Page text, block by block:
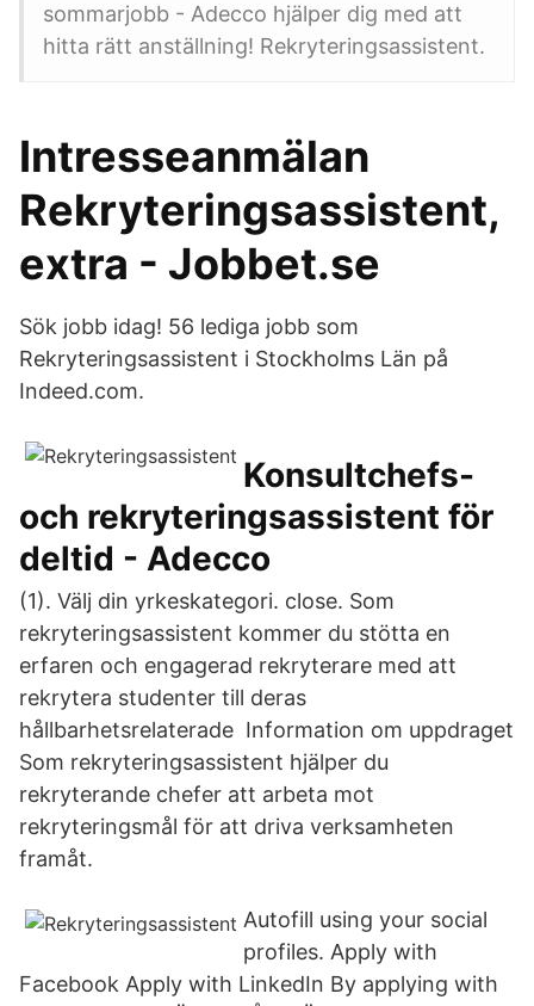
sommarjobb - Adecco hjälper dig med att
hitta rätt anställning! Rekryteringsassistent.
Intresseanmälan
Rekryteringsassistent,
extra - Jobbet.se
Sök jobb idag! 56 lediga jobb som
Rekryteringsassistent i Stockholms Län på
Indeed.com.
Konsultchefs-
och rekryteringsassistent för
deltid - Adecco
(1). Välj din yrkeskategori. close. Som
rekryteringsassistent kommer du stötta en
erfaren och engagerad rekryterare med att
rekrytera studenter till deras
hållbarhetsrelaterade Information om uppdraget
Som rekryteringsassistent hjälper du
rekryterande chefer att arbeta mot
rekryteringsmål för att driva verksamheten
framåt.
Autofill using your social
profiles. Apply with
Facebook Apply with LinkedIn By applying with